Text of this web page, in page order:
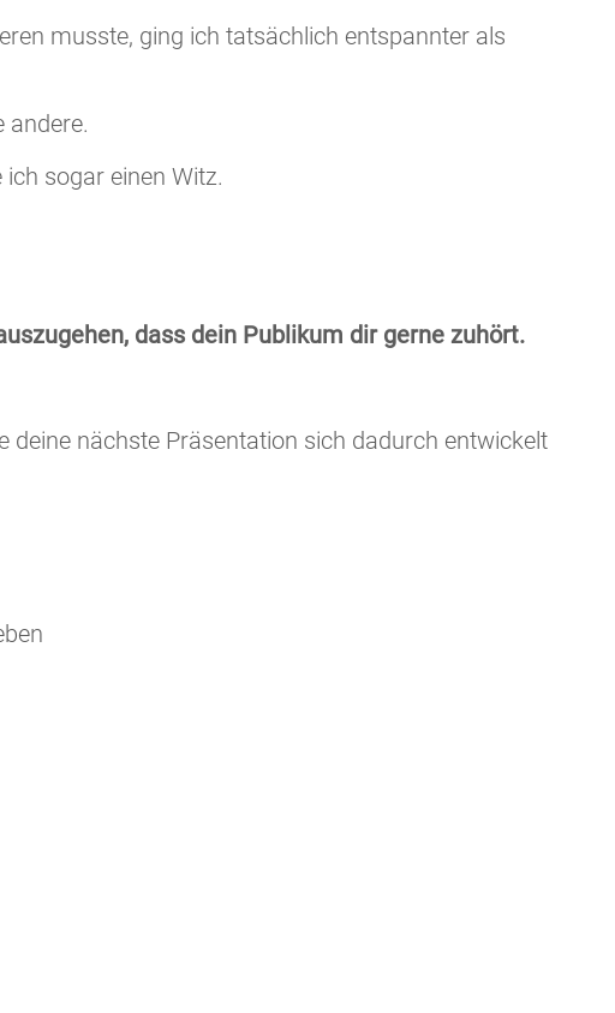
musste, ging ich tatsächlich entspannter als
andere.
sogar einen Witz.
dass dein Publikum dir gerne zuhört.
deine nächste Präsentation sich dadurch entwickelt